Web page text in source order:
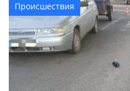
Происшествия